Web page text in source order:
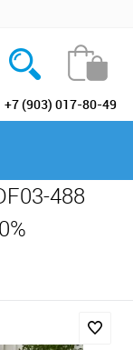
+7 (903) 017-80-49
488